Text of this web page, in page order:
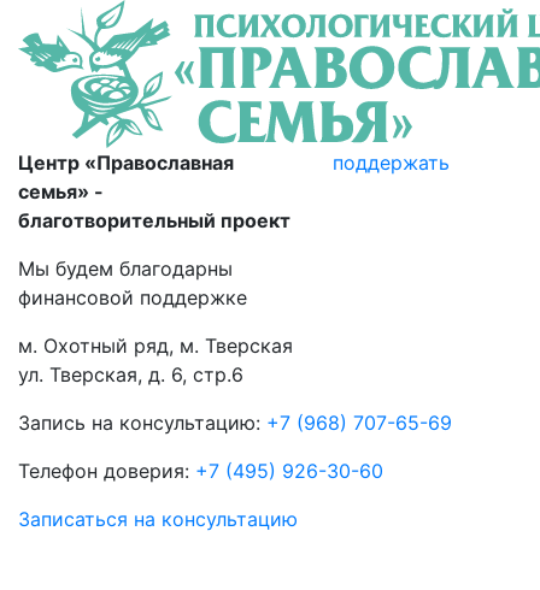
content
Центр «Православная
семья» -
благотворительный проект
Мы будем благодарны
финансовой поддержке
поддержать
м. Охотный ряд, м. Тверская
ул. Тверская, д. 6, стр.6
Запись на консультацию: +7 (968) 707-65-69
Телефон доверия: +7 (495) 926-30-60
Записаться на консультацию